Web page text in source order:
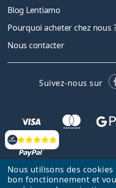
Nous utilisons des
bon fonctionnement et
Évaluation
Blog Lentiamo
Pourquoi acheter chez nous
Nous contacter
Suivez-nous sur